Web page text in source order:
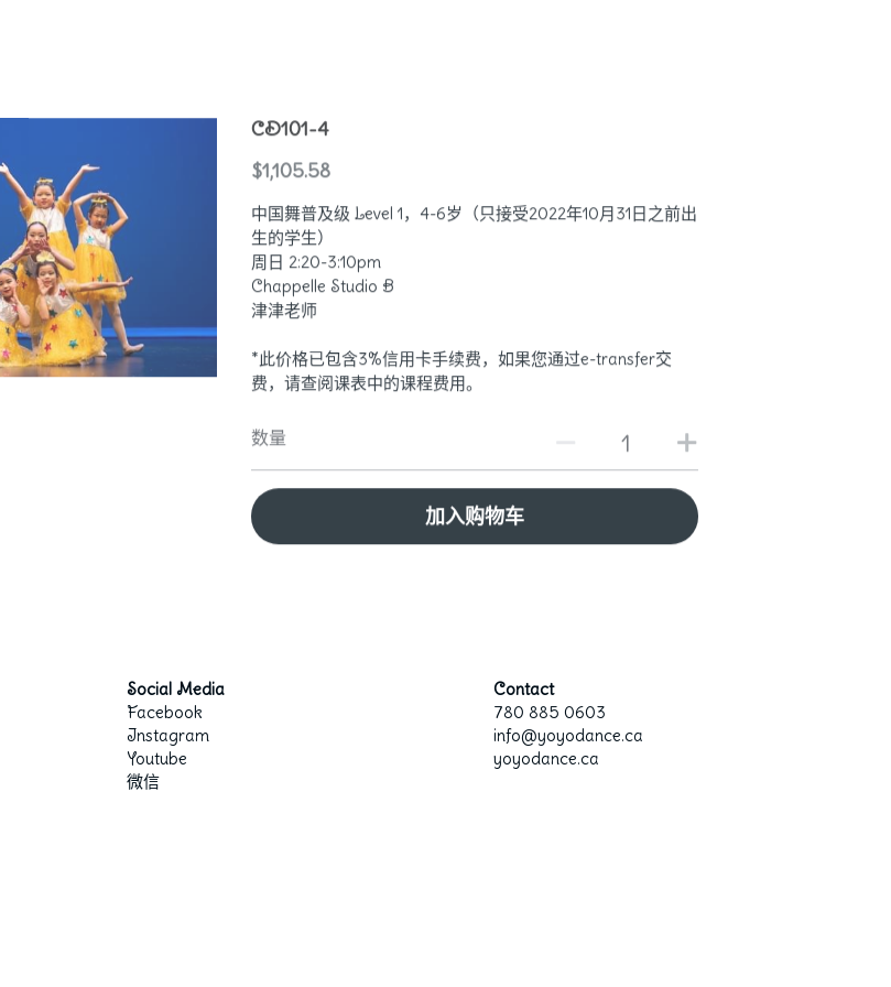
CD101-4
$1,105.58
中国舞普及级 Level 1，4-6岁（只接受2022年10月31日之前出
生的学生）
周日 2:20-3:10pm
Chappelle Studio B
津津老师
*此价格已包含3%信用卡手续费，如果您通过e-transfer交
费，请查阅课表中的课程费用。
数量
加入购物车
Social Media
Facebook
Instagram
Youtube
微信
Contact
780 885 0603
info@yoyodance.ca
yoyodance.ca